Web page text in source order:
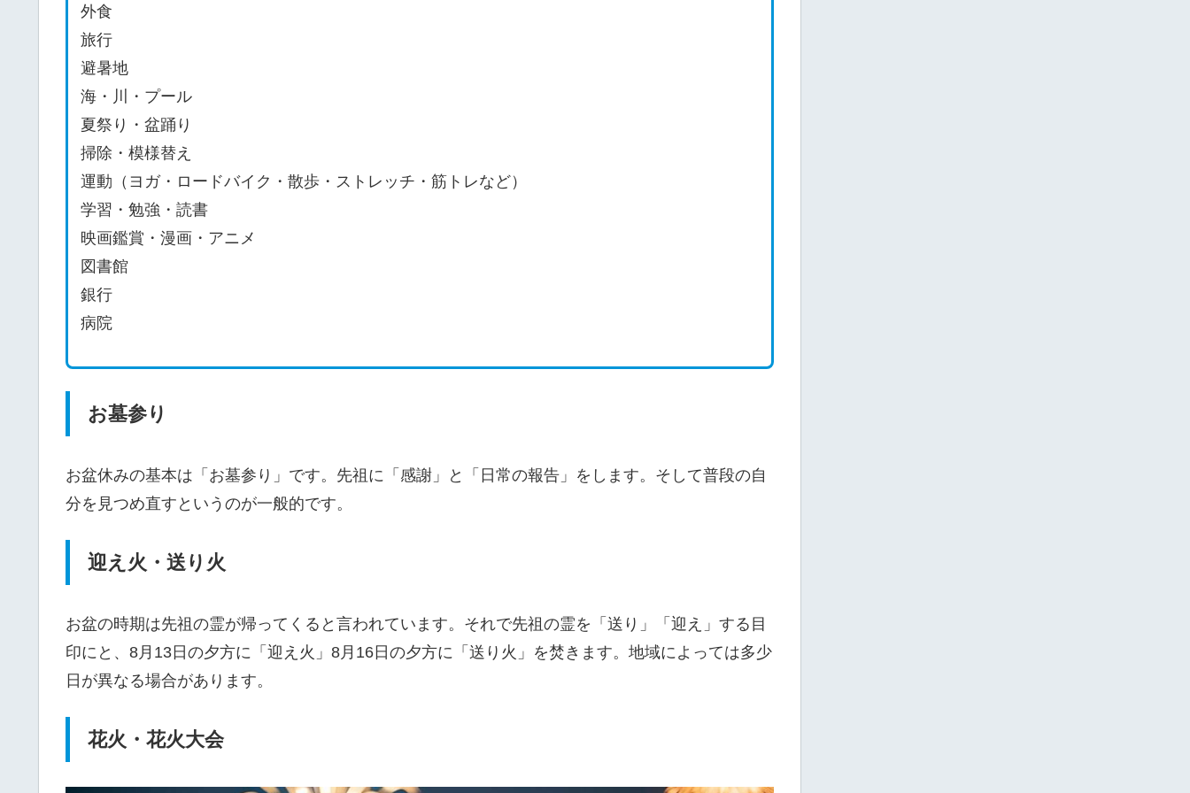
外食
旅行
避暑地
海・川・プール
夏祭り・盆踊り
掃除・模様替え
運動（ヨガ・ロードバイク・散歩・ストレッチ・筋トレなど）
学習・勉強・読書
映画鑑賞・漫画・アニメ
図書館
銀行
病院
お墓参り
お盆休みの基本は「お墓参り」です。先祖に「感謝」と「日常の報告」をします。そして普段の自
分を見つめ直すというのが一般的です。
迎え火・送り火
お盆の時期は先祖の霊が帰ってくると言われています。それで先祖の霊を「送り」「迎え」する目
印にと、8月13日の夕方に「迎え火」8月16日の夕方に「送り火」を焚きます。地域によっては多少
日が異なる場合があります。
花火・花火大会